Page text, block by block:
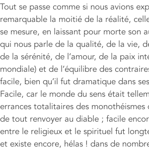
Tout se passe comme si nous avions
remarquable la moitié de la réalité,
se mesure, en laissant pour morte son
qui nous parle de la qualité, de la vie,
de la sérénité, de l’amour, de la paix
mondiale) et de l’équilibre des
facile, bien qu’il fut dramatique dans
Facile, car le monde du sens était
errances totalitaires des
de tout renvoyer au diable ; facile
entre le religieux et le spirituel fut
et existe encore, hélas ! dans de